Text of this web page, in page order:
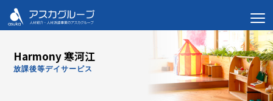
Harmony 寒河江
放課後等デイサービス